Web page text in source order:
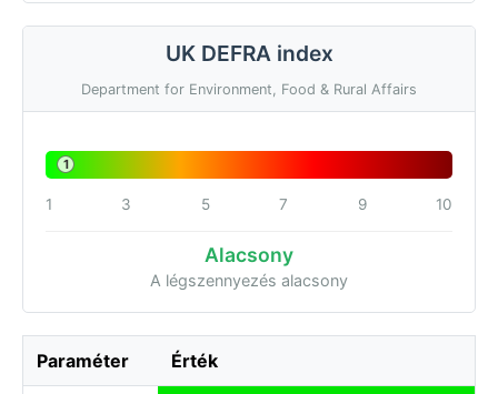
UK DEFRA index
Department for Environment, Food & Rural Affairs
1
1 3 5 7 9 10
Alacsony
A légszennyezés alacsony
Paraméter Érték